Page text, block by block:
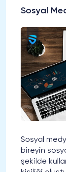
Sosyal
Sosyal
bireyin
şekilde